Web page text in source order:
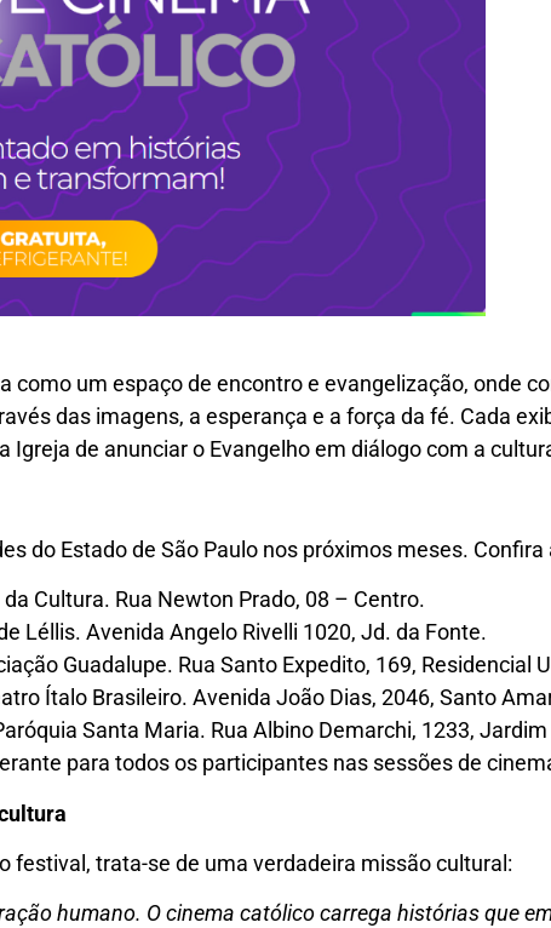
um espaço de encontro e evangelização, onde
das imagens, a esperança e a força da fé. Cada
de anunciar o Evangelho em diálogo com a
do Estado de São Paulo nos próximos meses.
Cultura. Rua Newton Prado, 08 – Centro.
Léllis. Avenida Angelo Rivelli 1020, Jd. da Fonte.
Guadalupe. Rua Santo Expedito, 169, Residencial
Ítalo Brasileiro. Avenida João Dias, 2046, Santo
Santa Maria. Rua Albino Demarchi, 1233,
para todos os participantes nas sessões de
festival, trata-se de uma verdadeira missão cultural:
humano. O cinema católico carrega histórias que